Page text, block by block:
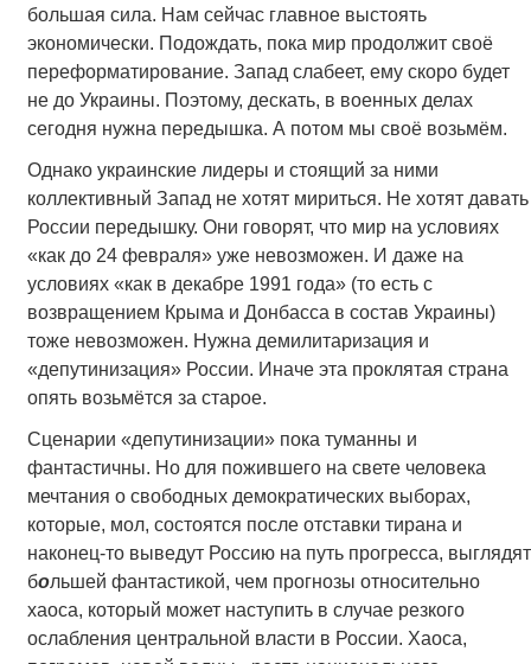
большая сила. Нам сейчас главное выстоять
экономически. Подождать, пока мир продолжит своё
переформатирование. Запад слабеет, ему скоро будет
не до Украины. Поэтому, дескать, в военных делах
сегодня нужна передышка. А потом мы своё возьмём.
Однако украинские лидеры и стоящий за ними
коллективный Запад не хотят мириться. Не хотят давать
России передышку. Они говорят, что мир на условиях
«как до 24 февраля» уже невозможен. И даже на
условиях «как в декабре 1991 года» (то есть с
возвращением Крыма и Донбасса в состав Украины)
тоже невозможен. Нужна демилитаризация и
«депутинизация» России. Иначе эта проклятая страна
опять возьмётся за старое.
Сценарии «депутинизации» пока туманны и
фантастичны. Но для пожившего на свете человека
мечтания о свободных демократических выборах,
которые, мол, состоятся после отставки тирана и
наконец-то выведут Россию на путь прогресса, выглядят
большей фантастикой, чем прогнозы относительно
хаоса, который может наступить в случае резкого
ослабления центральной власти в России. Хаоса,